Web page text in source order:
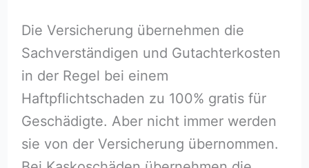
Die Versicherung übernehmen die
Sachverständigen und Gutachterkosten
in der Regel bei einem
Haftpflichtschaden zu 100% gratis für
Geschädigte. Aber nicht immer werden
sie von der Versicherung übernommen.